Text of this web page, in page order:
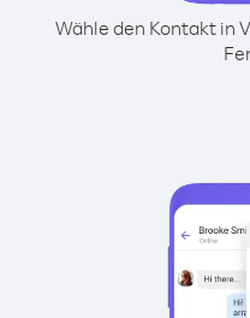
Wähle den Kontakt in